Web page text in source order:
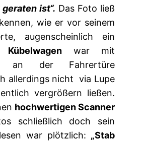
ist“. Das Foto ließ
wie er vor seinem
augenscheinlich ein
Kübelwagenwar mit
an der Fahrertüre
allerdings nicht via Lupe
vergrößern ließen.
hochwertigen Scanner
schließlich doch sein
war plötzlich: „Stab